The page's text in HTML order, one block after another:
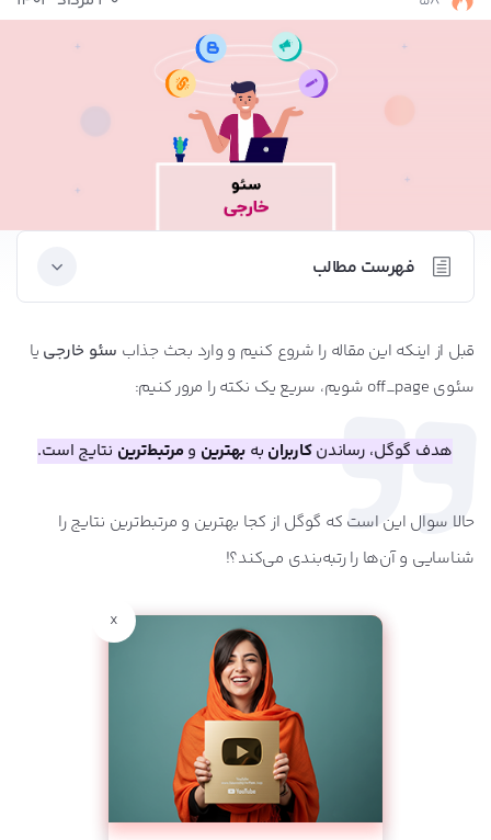
فهرست مطالب
سئو خارجی سایت (Off-Page SEO) چیست؟
سئو داخلی و خارجی در یک نگاه
چرا سئوی خارجی اهمیت خیلی زیادی دارد؟
1- نقش پررنگ بک لینک ها در سئو خارجی سایت
2- تاثیر اینفلوئنسر مارکتینگ در سئو آف پیج
خداحافظی و یک مسابقه کوچک
قبل از اینکه این مقاله را شروع کنیم و وارد بحث جذاب سئو خارجی یا
سئوی off_page شویم، سریع یک نکته را مرور کنیم:
هدف گوگل، رساندنکاربران به بهترین ومرتبط‌ترین نتایج است.
حالا سوال این است که گوگل از کجا بهترین و مرتبط‌ترین نتایج را
شناسایی و آن‌ها را رتبه‌بندی می‌کند؟!
x